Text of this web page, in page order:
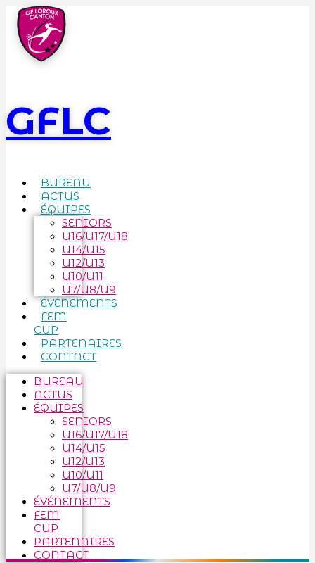
GFLC
BUREAU
ACTUS
ÉQUIPES
SENIORS
U16/U17/U18
U14/U15
U12/U13
U10/U11
U7/U8/U9
ÉVÉNEMENTS
FEM
CUP
PARTENAIRES
CONTACT
BUREAU
ACTUS
ÉQUIPES
SENIORS
U16/U17/U18
U14/U15
U12/U13
U10/U11
U7/U8/U9
ÉVÉNEMENTS
FEM
CUP
PARTENAIRES
CONTACT